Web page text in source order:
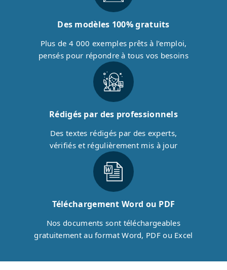
Des modèles 100% gratuits
Plus de 4 000 exemples prêts à l’emploi,
pensés pour répondre à tous vos besoins
Rédigés par des professionnels
Des textes rédigés par des experts,
vérifiés et régulièrement mis à jour
Téléchargement Word ou PDF
Nos documents sont téléchargeables
gratuitement au format Word, PDF ou Excel